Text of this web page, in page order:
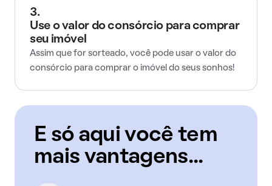
3.
Use o valor do consórcio para comprar
seu imóvel
Assim que for sorteado, você pode usar o valor do
consórcio para comprar o imóvel do seus sonhos!
E só aqui você tem
mais vantagens...